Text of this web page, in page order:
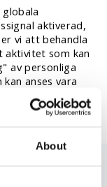
About
aktiverad,
vi att behandla
som kan
av personliga
anses vara
du använde